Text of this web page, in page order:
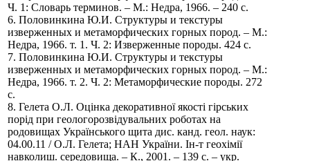
Ч. 1: Словарь терминов. – М.: Недра, 1966. – 240 с.
6. Половинкина Ю.И. Структуры и текстуры
изверженных и метаморфических горных пород. – М.:
Недра, 1966. т. 1. Ч. 2: Изверженные породы. 424 с.
7. Половинкина Ю.И. Структуры и текстуры
изверженных и метаморфических горных пород. – М.:
Недра, 1966. т. 2. Ч. 2: Метаморфические породы. 272
с.
8. Гелета О.Л. Оцінка декоративної якості гірських
порід при геологорозвідувальних роботах на
родовищах Українського щита дис. канд. геол. наук:
04.00.11 / О.Л. Гелета; НАН України. Ін-т геохімії
навколиш. середовища. – К., 2001. – 139 с. – укp.